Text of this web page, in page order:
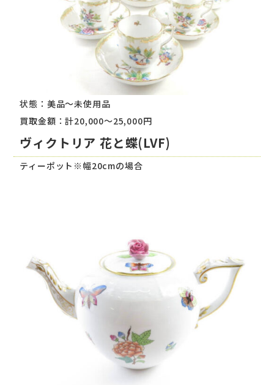
状態：美品～未使用品
買取金額：計20,000～25,000円
ヴィクトリア 花と蝶(LVF)
ティーポット※幅20cmの場合